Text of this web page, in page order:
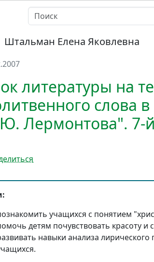
Штальман Елена Яковлевна
литературы на
слова
Лермонтова". 7-й
учащихся с понятием
детям почувствовать красоту и
навыки анализа